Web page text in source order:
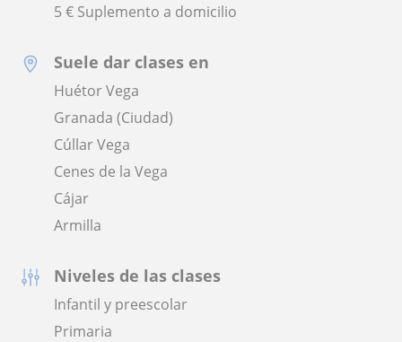
5 € Suplemento a domicilio
Suele dar clases en
Huétor Vega
Granada (Ciudad)
Cúllar Vega
Cenes de la Vega
Cájar
Armilla
Niveles de las clases
Infantil y preescolar
Primaria